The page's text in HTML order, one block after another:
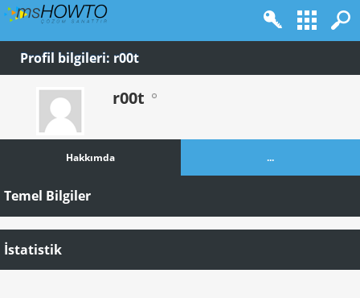
Profil bilgileri: r00t
r00t
Hakkımda ...
Temel Bilgiler
İstatistik